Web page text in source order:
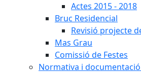
Actes 2015 - 2018
Bruc Residencial
Revisió projecte
Mas Grau
Comissió de Festes
Normativa i